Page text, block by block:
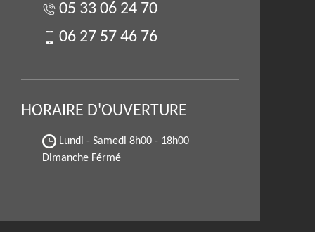
05 33 06 24 70
06 27 57 46 76
HORAIRE D'OUVERTURE
Lundi - Samedi 8h00 - 18h00
Dimanche Férmé